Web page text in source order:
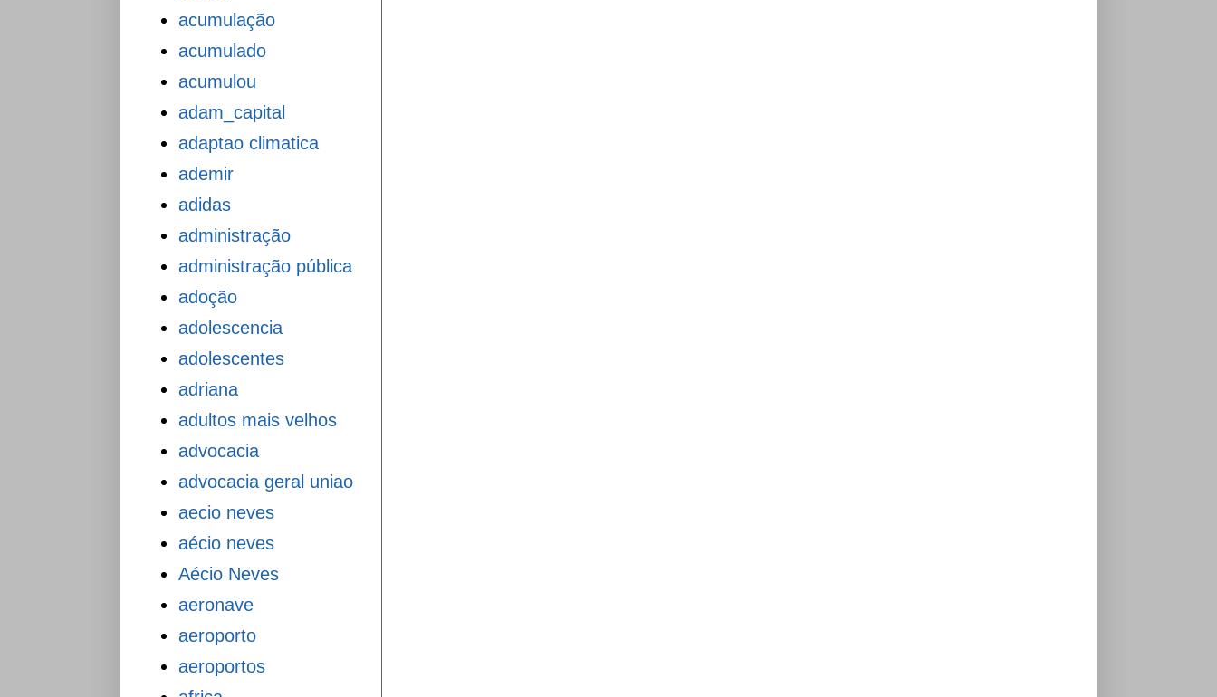
acumulação
acumulado
acumulou
adam_capital
adaptao climatica
ademir
adidas
administração
administração pública
adoção
adolescencia
adolescentes
adriana
adultos mais velhos
advocacia
advocacia geral uniao
aecio neves
aécio neves
Aécio Neves
aeronave
aeroporto
aeroportos